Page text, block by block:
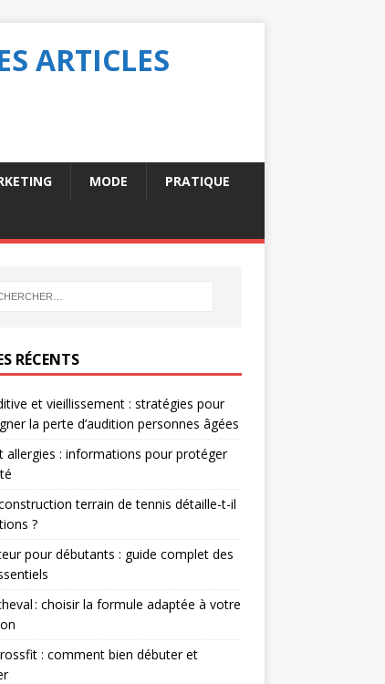
ARTICLES
MODE PRATIQUE
RÉCENTS
et vieillissement : stratégies pour
la perte d’audition personnes âgées
allergies : informations pour protéger
terrain de tennis détaille-t-il
?
pour débutants : guide complet des
: choisir la formule adaptée à votre
: comment bien débuter et